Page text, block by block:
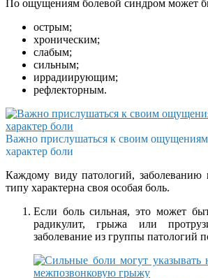
По ощущениям болевой синдром может
острым;
хроническим;
слабым;
сильным;
иррадиирующим;
рефлекторным.
Важно прислушаться к своим ощущениям
характер боли
Каждому виду патологий,
типу характерна своя особая боль.
Если боль сильная, это может
радикулит, грыжа или
заболевание из группы патологий